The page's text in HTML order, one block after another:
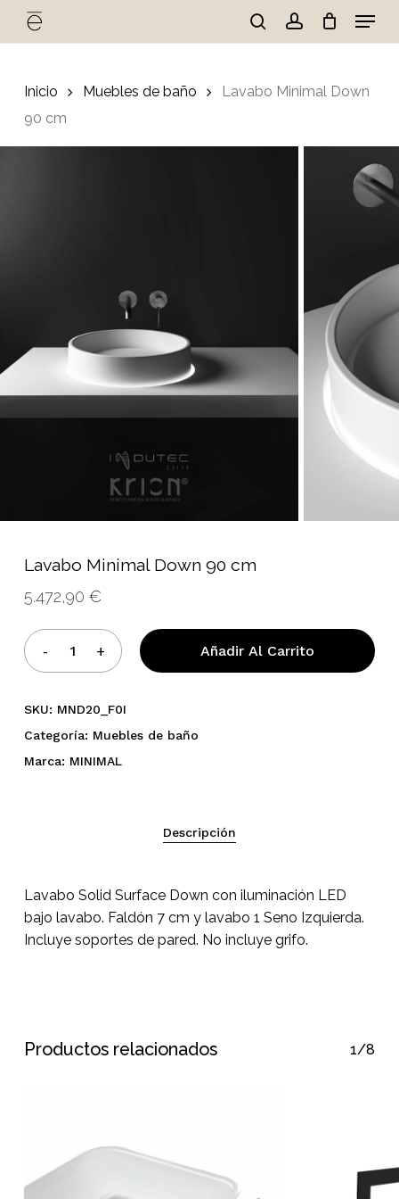
searchaccount
Menu
Cart Close
Inicio Muebles de baño
Lavabo Minimal Down
90 cm
Lavabo Minimal Down 90 cm
5.472,90 €
Añadir Al Carrito
SKU: MND20_F0I
Categoría: Muebles de baño
Marca: MINIMAL
Descripción
Lavabo Solid Surface Down con iluminación LED
bajo lavabo. Faldón 7 cm y lavabo 1 Seno Izquierda.
Incluye soportes de pared. No incluye grifo.
Productos relacionados 1/8